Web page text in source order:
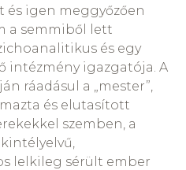
igen meggyőzően
a semmiből lett
és egy
intézmény igazgatója. A
ráadásul a „mester”,
és elutasított
szemben, a
lelkileg sérült ember